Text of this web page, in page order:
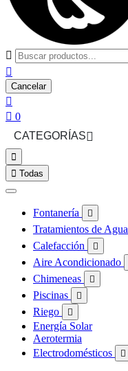


Cancelar

 0
CATEGORÍAS

 Todas
Fontanería 
Tratamientos de Agua
Calefacción 
Aire Acondicionado
Chimeneas 
Piscinas 
Riego 
Energía Solar
Aerotermia
Electrodomésticos
